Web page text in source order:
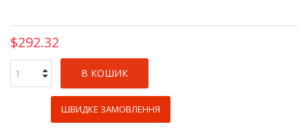
$292.32
В КОШИК
ШВИДКЕ ЗАМОВЛЕННЯ